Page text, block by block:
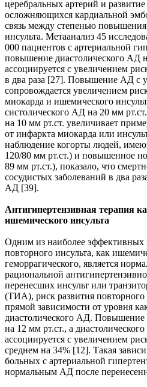
церебральных артерий и
осложняющихся кардиальной
связь между степенью
инсульта. Метаанализ 45
000 пациентов с артериальной
повышение диастолического АД
ассоциируется с увеличением
в два раза [27]. Повышение АД с
сопровождается увеличением
миокарда и ишемического
систолического АД на 20 мм
на 10 мм рт.ст. увеличивает
от инфаркта миокарда или
наблюдение когорты людей,
120/80 мм рт.ст.) и повышенное
89 мм рт.ст.), показало, что
сосудистых заболеваний в два
АД [39].
Антигипертензивная терапия
ишемического инсульта
Одним из наиболее эффективных
повторного инсульта, как
геморрагического, является
рациональной
перенесших инсульт или
(ТИА), риск развития повторного
прямой зависимости от уровня
диастолического АД. Повышение
на 12 мм рт.ст., а
ассоциируется с увеличением
среднем на 34% [12]. Такая
больных с артериальной
нормальным АД после